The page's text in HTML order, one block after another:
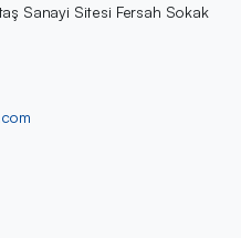
Sanayi Sitesi Fersah Sokak